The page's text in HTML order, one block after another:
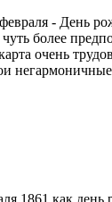
- День
более
очень
1861 как